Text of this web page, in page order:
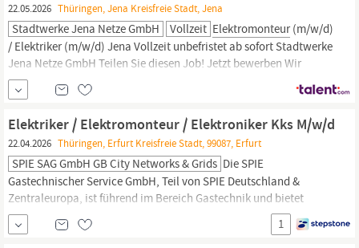
22.05.2026 Thüringen, Jena Kreisfreie Stadt, Jena
Stadtwerke Jena Netze GmbH Vollzeit Elektromonteur(m/w/d)
/ Elektriker (m/w/d) Jena Vollzeit ​unbefristet ​ab sofort Stadtwerke
Jena Netze GmbH Teilen Sie diesen Job! Jetzt bewerben Wir
vernetzen die Region: Mit technisch einwandfreien Energienetzen
und Anlagen stehen die Stadtwerke Jena Netze für eine sichere
Energieversorgung in Jena und der Region.
Elektriker / Elektromonteur / Elektroniker Kks M/w/d
22.04.2026 Thüringen, Erfurt Kreisfreie Stadt, 99087, Erfurt
SPIE SAG GmbH GB City Networks & Grids Die SPIE
Gastechnischer Service GmbH, Teil von SPIE Deutschland &
Zentraleuropa, ist führend im Bereich Gastechnik und bietet
innovative Lösungen rund um das Verteilnetz zu den
Versorgungsmedien Gas, Wasser und Strom an. Unsere1